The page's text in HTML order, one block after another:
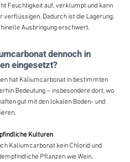
Feuchtigkeit auf, verklumpt und kann
verflüssigen. Dadurch ist die Lagerung,
Ausbringung erschwert.
dennoch in
eingesetzt?
hat Kaliumcarbonat in bestimmten
Bedeutung – insbesondere dort, wo
gut mit den lokalen Boden- und
Kulturen
Kaliumcarbonat kein Chlorid und
Pflanzen wie Wein,